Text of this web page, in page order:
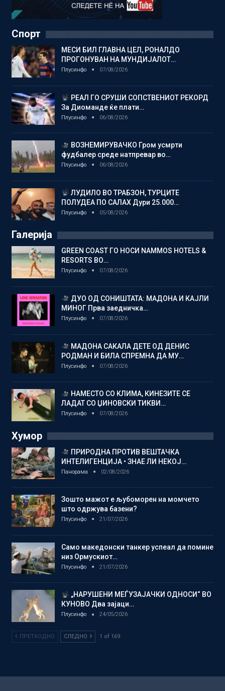
Спорт
МЕСИ БИЛ ГЛАВНА ЦЕЛ, РОНАЛДО
ПРОГОНУВАН НА МУНДИЈАЛОТ…
Плусинфо 07/08/2026
РЕАЛ ГО СРУШИ СОПСТВЕНИОТ РЕКОРД
За Диоманде ќе плати…
Плусинфо 06/08/2026
ВОЗНЕМИРУВАЧКО Гром усмрти
фудбалер среде натпревар во…
Плусинфо 06/08/2026
ЛУДИЛО ВО ТРАБЗОН, ТУРЦИТЕ
ПОЛУДЕА ПО САЛАХ Дури 25.000…
Плусинфо 05/08/2026
Галерија
GREEN COAST ГО НОСИ NAMMOS HOTELS &
RESORTS ВО…
Плусинфо 07/08/2026
ДУО ОД СОНИШТАТА: МАДОНА И КАЈЛИ
МИНОГ Прва заедничка…
Плусинфо 07/08/2026
МАДОНА САКАЛА ДЕТЕ ОД ДЕНИС
РОДМАН И БИЛА СПРЕМНА ДА МУ…
Плусинфо 07/08/2026
НАМЕСТО СО КЛИМА, КИНЕЗИТЕ СЕ
ЛАДАТ СО ЏИНОВСКИ ТИКВИ…
Плусинфо 07/08/2026
Хумор
ПРИРОДНА ПРОТИВ ВЕШТАЧКА
ИНТЕЛИГЕНЦИЈА • ЗНАЕ ЛИ НЕКОЈ…
Панорама 02/08/2026
Зошто мажот е љубоморен на момчето
што одржува базени?
Плусинфо 21/07/2026
Само македонски танкер успеал да помине
низ Ормускиот…
Плусинфо 21/07/2026
„НАРУШЕНИ МЕЃУЗАЈАЧКИ ОДНОСИ“ ВО
КУНОВО Два зајаци…
Плусинфо 24/05/2026
ПРЕТХОДНО СЛЕДНО 1 of 169